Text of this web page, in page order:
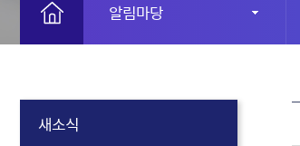
알림마당
새소식